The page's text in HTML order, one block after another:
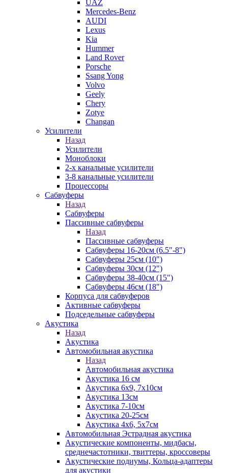
UAZ
Mercedes-Benz
AUDI
Lexus
Kia
Hummer
Land Rover
Porsche
Ssang Yong
Volvo
Geely
Chery
Zotye
Changan
Усилители
Назад
Усилители
Моноблоки
2-х канальные усилители
3-8 канальные усилители
Процессоры
Сабвуферы
Назад
Сабвуферы
Пассивные сабвуферы
Назад
Пассивные сабвуферы
Сабвуферы 16-20см (6.5"-8")
Сабвуферы 25см (10")
Сабвуферы 30см (12")
Сабвуферы 38-40см (15")
Сабвуферы 46см (18")
Корпуса для сабвуферов
Активные сабвуферы
Подседельные сабвуферы
Акустика
Назад
Акустика
Автомобильная акустика
Назад
Автомобильная акустика
Акустика 16 см
Акустика 6х9, 7х10см
Акустика 13см
Акустика 7-10см
Акустика 20-25см
Акустика 4х6, 5х7см
Автомобильная Эстрадная акустика
Акустические компоненты, мидбасы,
среднечастотники, твиттеры, кроссоверы
Акустические подиумы, Кольца-адаптеры
для акустики